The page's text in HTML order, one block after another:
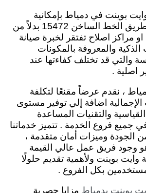
بوينت في دمياط بإمكانية
الوصول إلينا عن طريق الخط الساخن 15472 بدلاً من
او مراكز اصلاح تفتقر لخبرة صيانة
الذكية والمعروفة بالمكونات
والتي قد تختلف كفاءتها عند
اصلية .
، نقدم عرضاً مقنعًا لتكلفة
اضافة إلي توفير مستوى
والتقنيات المساعدة
جميع فروع الخدمة . تتميز خدماتنا
الجودة وميزات أمان متقدمة ،
هو وجود فريق عمل عالي القيمة
بوينت ولأهمية تقديم حلولًا
بكل الفروع .
بوينت بدمياط مزايا حصرية